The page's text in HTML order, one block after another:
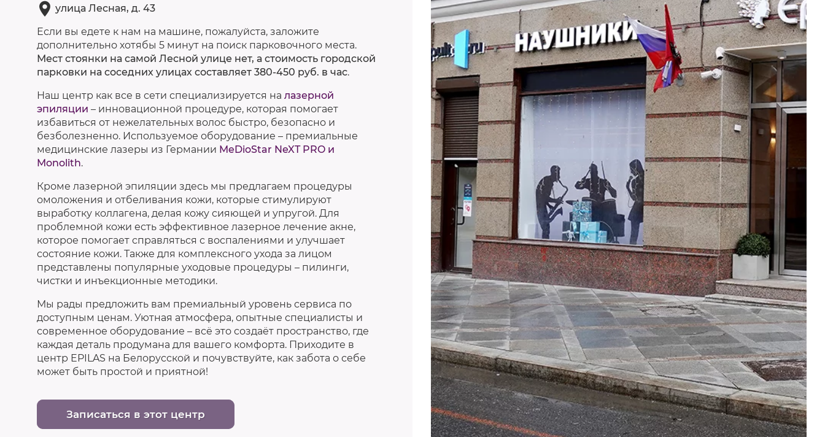
улица Лесная, д. 43
Если вы едете к нам на машине, пожалуйста, заложите
дополнительно хотябы 5 минут на поиск парковочного места.
Мест стоянки на самой Лесной улице нет, а стоимость городской
парковки на соседних улицах составляет 380-450 руб. в час.
Наш центр как все в сети специализируется на лазерной
эпиляции – инновационной процедуре, которая помогает
избавиться от нежелательных волос быстро, безопасно и
безболезненно. Используемое оборудование – премиальные
медицинские лазеры из Германии MeDioStar NeXT PRO и
Monolith.
Кроме лазерной эпиляции здесь мы предлагаем процедуры
омоложения и отбеливания кожи, которые стимулируют
выработку коллагена, делая кожу сияющей и упругой. Для
проблемной кожи есть эффективное лазерное лечение акне,
которое помогает справляться с воспалениями и улучшает
состояние кожи. Также для комплексного ухода за лицом
представлены популярные уходовые процедуры – пилинги,
чистки и инъекционные методики.
Мы рады предложить вам премиальный уровень сервиса по
доступным ценам. Уютная атмосфера, опытные специалисты и
современное оборудование – всё это создаёт пространство, где
каждая деталь продумана для вашего комфорта. Приходите в
центр EPILAS на Белорусской и почувствуйте, как забота о себе
может быть простой и приятной!
Записаться в этот центр